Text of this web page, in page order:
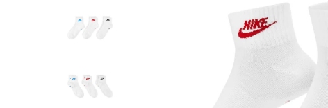
Pantaloni lungi copii
Pantaloni scurti Copii